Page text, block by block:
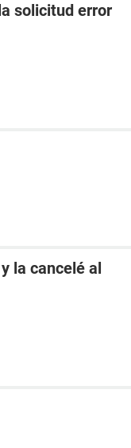
solicitud error
la cancelé al